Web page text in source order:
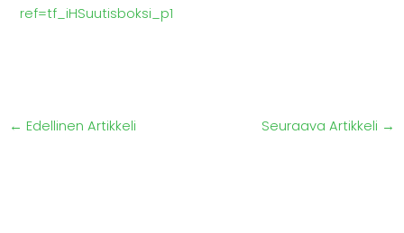
ref=tf_iHSuutisboksi_p1
← Edellinen Artikkeli Seuraava Artikkeli →